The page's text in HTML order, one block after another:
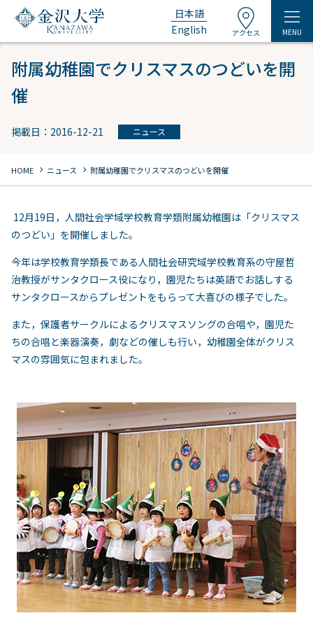
日本語
English
アクセス MENU
附属幼稚園でクリスマスのつどいを開
催
掲載日：2016-12-21 ニュース
HOME chevron_right ニュース chevron_right 附属幼稚園でクリスマスのつどいを開催
12月19日，人間社会学域学校教育学類附属幼稚園は「クリスマス
のつどい」を開催しました。
今年は学校教育学類長である人間社会研究域学校教育系の守屋哲
治教授がサンタクロース役になり，園児たちは英語でお話しする
サンタクロースからプレゼントをもらって大喜びの様子でした。
また，保護者サークルによるクリスマスソングの合唱や，園児た
ちの合唱と楽器演奏，劇などの催しも行い，幼稚園全体がクリス
マスの雰囲気に包まれました。